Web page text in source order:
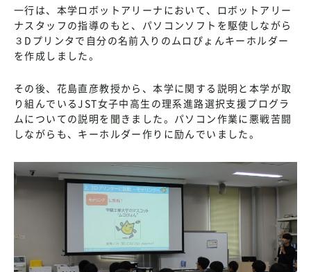
一行は、本学ロボットアリーナにおいて、ロボットアリー
ナスタッフの指導のもと、パソコンソフトを駆使しながら
３Dプリンタで自分の名前入りのムロぴょんキーホルダー
を作成しました。
その後、花島直彦教授から、本学に関する説明と本学が取
り組んでいるJST女子中高生の理系進路選択支援プログラ
ムについての説明を聞きました。パソコン作業に悪戦苦闘
しながらも、キーホルダー作りに励んでいました。